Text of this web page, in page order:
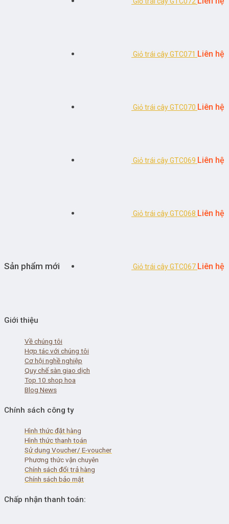
Sản phẩm mới
Giỏ trái cây GTC071 Liên hệ
Giỏ trái cây GTC070 Liên hệ
Giỏ trái cây GTC069 Liên hệ
Giỏ trái cây GTC068 Liên hệ
Giỏ trái cây GTC067 Liên hệ
Giới thiệu
Về chúng tôi
Hợp tác với chúng tôi
Cơ hội nghề nghiệp
Quy chế sàn giao dịch
Top 10 shop hoa
Blog News
Chính sách công ty
Hình thức đặt hàng
Hình thức thanh toán
Sử dụng Voucher/ E-voucher
Phương thức vận chuyên
Chính sách đổi trả hàng
Chính sách bảo mật
Chấp nhận thanh toán: